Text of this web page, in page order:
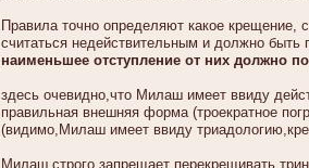
Правила точно определяют какое
считаться недействительным и должно быть
наименьшее отступление от них должно
здесь очевидно,что Милаш имеет ввиду
правильная внешняя форма (троекратное
(видимо,Милаш имеет ввиду
Милаш строго запрещает перекрещивать